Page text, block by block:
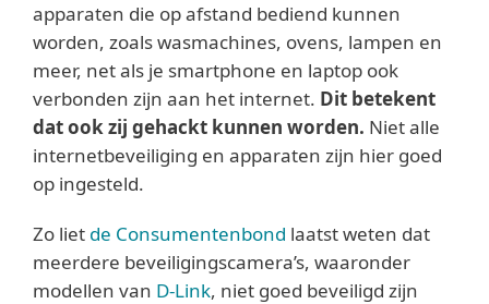
apparaten die op afstand bediend kunnen
worden, zoals wasmachines, ovens, lampen en
meer, net als je smartphone en laptop ook
verbonden zijn aan het internet. Dit betekent
dat ook zij gehackt kunnen worden. Niet alle
internetbeveiliging en apparaten zijn hier goed
op ingesteld.
Zo liet de Consumentenbond laatst weten dat
meerdere beveiligingscamera’s, waaronder
modellen van D-Link, niet goed beveiligd zijn